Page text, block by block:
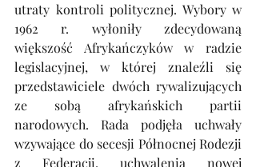
utraty kontroli politycznej. Wybory w
1962 r. wyłoniły zdecydowaną
większość Afrykańczyków w radzie
legislacyjnej, w której znaleźli się
przedstawiciele dwóch rywalizujących
ze sobą afrykańskich partii
narodowych. Rada podjęła uchwały
wzywające do secesji Północnej Rodezji
z Federacji, uchwalenia nowej